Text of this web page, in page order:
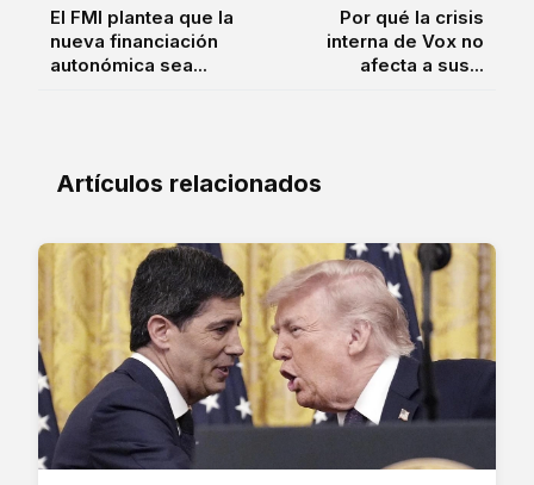
El FMI plantea que la
nueva financiación
autonómica sea...
Por qué la crisis
interna de Vox no
afecta a sus...
Artículos relacionados